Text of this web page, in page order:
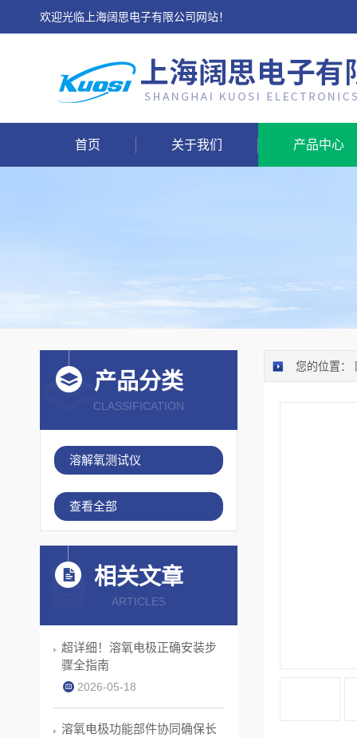
欢迎光临上海阔思电子有限公司网站！
首页 关于我们 产品中心
您的位置：
产品分类
CLASSIFICATION
溶解氧测试仪
查看全部
相关文章
ARTICLES
超详细！溶氧电极正确安装步
骤全指南
2026-05-18
溶氧电极功能部件协同确保长